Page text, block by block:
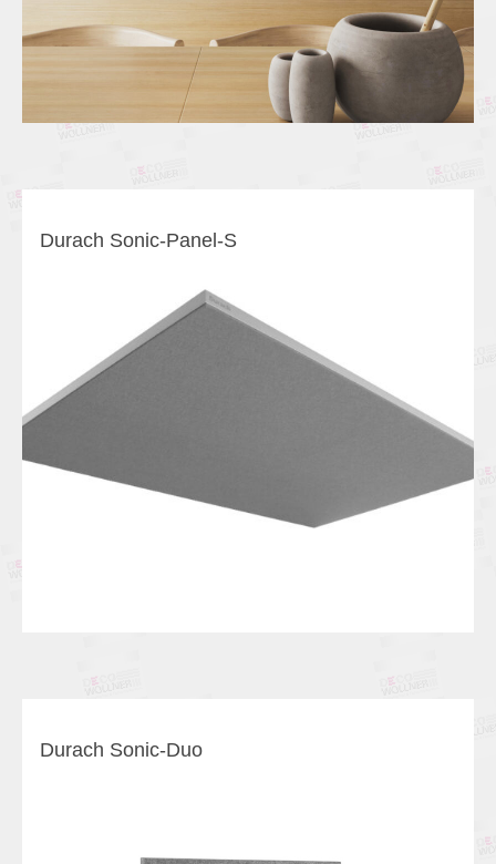
Durach Sonic-Panel-S
Durach Sonic-Duo